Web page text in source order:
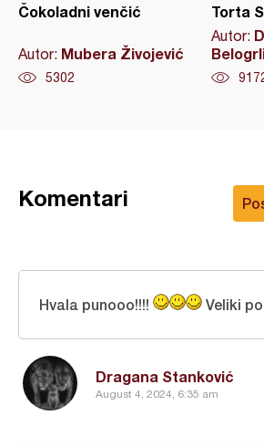
Čokoladni venčić
Autor: Mubera Živojević
5302
Torta
Autor:
Komentari
Dragana Stanković
August 4, 2024, 6:35 am
Hvala punooo!!!! Veliki